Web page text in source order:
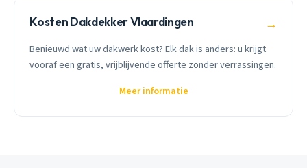
Kosten Dakdekker Vlaardingen →
Benieuwd wat uw dakwerk kost? Elk dak is anders: u krijgt
vooraf een gratis, vrijblijvende offerte zonder verrassingen.
Meer informatie